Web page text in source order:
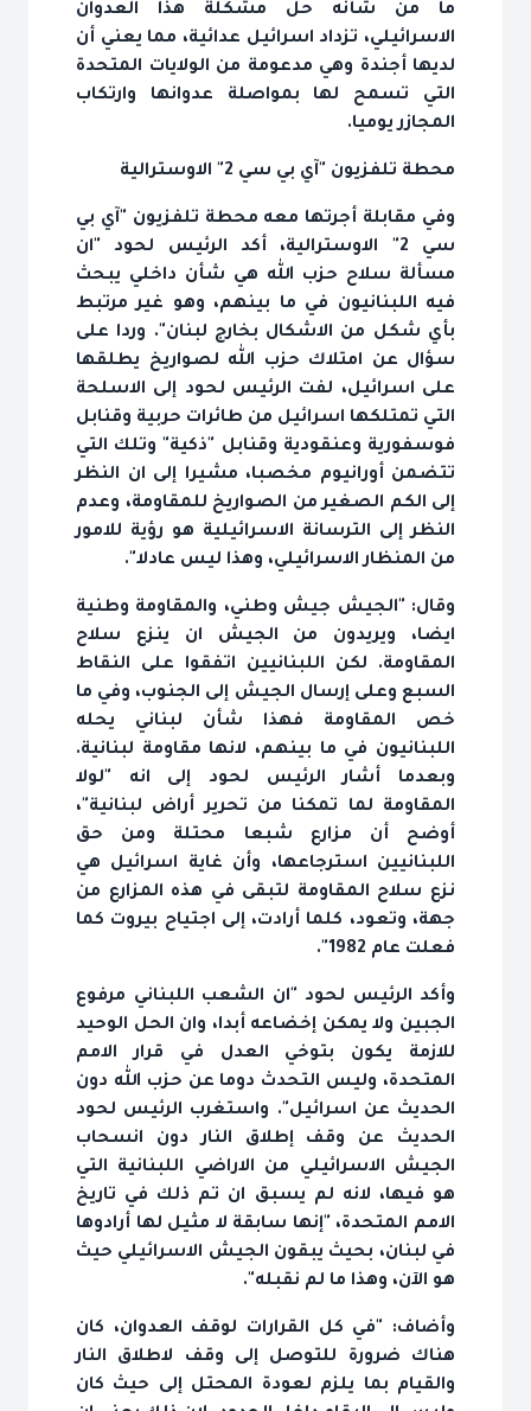
ما من شأنه حل مشكلة هذا العدوان
الاسرائيلي، تزداد اسرائيل عدائية، مما يعني أن
لديها أجندة وهي مدعومة من الولايات المتحدة
التي تسمح لها بمواصلة عدوانها وارتكاب
المجازر يوميا.
محطة تلفزيون "آي بي سي 2" الاوسترالية
وفي مقابلة أجرتها معه محطة تلفزيون "آي بي
سي 2" الاوسترالية، أكد الرئيس لحود "ان
مسألة سلاح حزب الله هي شأن داخلي يبحث
فيه اللبنانيون في ما بينهم، وهو غير مرتبط
بأي شكل من الاشكال بخارج لبنان". وردا على
سؤال عن امتلاك حزب الله لصواريخ يطلقها
على اسرائيل، لفت الرئيس لحود إلى الاسلحة
التي تمتلكها اسرائيل من طائرات حربية وقنابل
فوسفورية وعنقودية وقنابل "ذكية" وتلك التي
تتضمن أورانيوم مخصبا، مشيرا إلى ان النظر
إلى الكم الصغير من الصواريخ للمقاومة، وعدم
النظر إلى الترسانة الاسرائيلية هو رؤية للامور
من المنظار الاسرائيلي، وهذا ليس عادلا".
وقال: "الجيش جيش وطني، والمقاومة وطنية
ايضا، ويريدون من الجيش ان ينزع سلاح
المقاومة. لكن اللبنانيين اتفقوا على النقاط
السبع وعلى إرسال الجيش إلى الجنوب، وفي ما
خص المقاومة فهذا شأن لبناني يحله
اللبنانيون في ما بينهم، لانها مقاومة لبنانية.
وبعدما أشار الرئيس لحود إلى انه "لولا
المقاومة لما تمكنا من تحرير أراض لبنانية"،
أوضح أن مزارع شبعا محتلة ومن حق
اللبنانيين استرجاعها، وأن غاية اسرائيل هي
نزع سلاح المقاومة لتبقى في هذه المزارع من
جهة، وتعود، كلما أرادت، إلى اجتياح بيروت كما
فعلت عام 1982".
وأكد الرئيس لحود "ان الشعب اللبناني مرفوع
الجبين ولا يمكن إخضاعه أبدا، وان الحل الوحيد
للازمة يكون بتوخي العدل في قرار الامم
المتحدة، وليس التحدث دوما عن حزب الله دون
الحديث عن اسرائيل". واستغرب الرئيس لحود
الحديث عن وقف إطلاق النار دون انسحاب
الجيش الاسرائيلي من الاراضي اللبنانية التي
هو فيها، لانه لم يسبق ان تم ذلك في تاريخ
الامم المتحدة، "إنها سابقة لا مثيل لها أرادوها
في لبنان، بحيث يبقون الجيش الاسرائيلي حيث
هو الآن، وهذا ما لم نقبله".
وأضاف: "في كل القرارات لوقف العدوان، كان
هناك ضرورة للتوصل إلى وقف لاطلاق النار
والقيام بما يلزم لعودة المحتل إلى حيث كان